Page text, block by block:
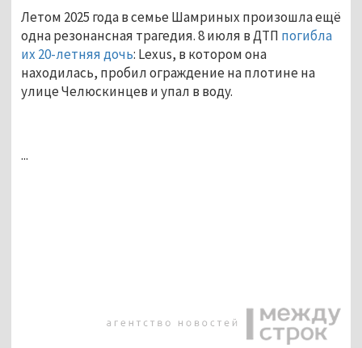
Летом 2025 года в семье Шамриных произошла ещё
одна резонансная трагедия. 8 июля в ДТП погибла
их 20-летняя дочь: Lexus, в котором она
находилась, пробил ограждение на плотине на
улице Челюскинцев и упал в воду.
...